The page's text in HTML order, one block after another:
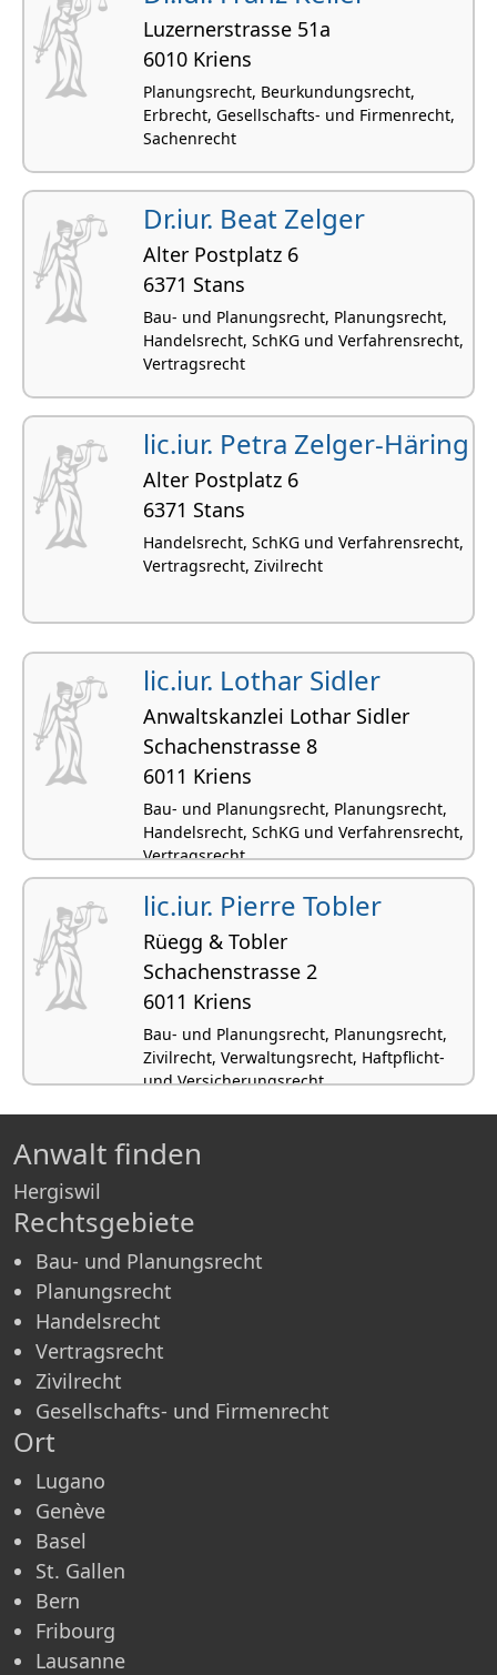
Luzernerstrasse 51a
6010 Kriens
Planungsrecht, Beurkundungsrecht,
Erbrecht, Gesellschafts- und Firmenrecht,
Sachenrecht
Dr.iur. Beat Zelger
Alter Postplatz 6
6371 Stans
Bau- und Planungsrecht, Planungsrecht,
Handelsrecht, SchKG und Verfahrensrecht,
Vertragsrecht
lic.iur. Petra Zelger-Häring
Alter Postplatz 6
6371 Stans
Handelsrecht, SchKG und Verfahrensrecht,
Vertragsrecht, Zivilrecht
lic.iur. Lothar Sidler
Anwaltskanzlei Lothar Sidler
Schachenstrasse 8
6011 Kriens
Bau- und Planungsrecht, Planungsrecht,
Handelsrecht, SchKG und Verfahrensrecht,
Vertragsrecht
lic.iur. Pierre Tobler
Rüegg & Tobler
Schachenstrasse 2
6011 Kriens
Bau- und Planungsrecht, Planungsrecht,
Zivilrecht, Verwaltungsrecht, Haftpflicht-
und Versicherungsrecht
Anwalt finden
Hergiswil
Rechtsgebiete
Bau- und Planungsrecht
Planungsrecht
Handelsrecht
Vertragsrecht
Zivilrecht
Gesellschafts- und Firmenrecht
Ort
Lugano
Genève
Basel
St. Gallen
Bern
Fribourg
Lausanne